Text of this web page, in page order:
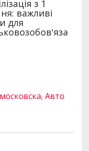
, Авто